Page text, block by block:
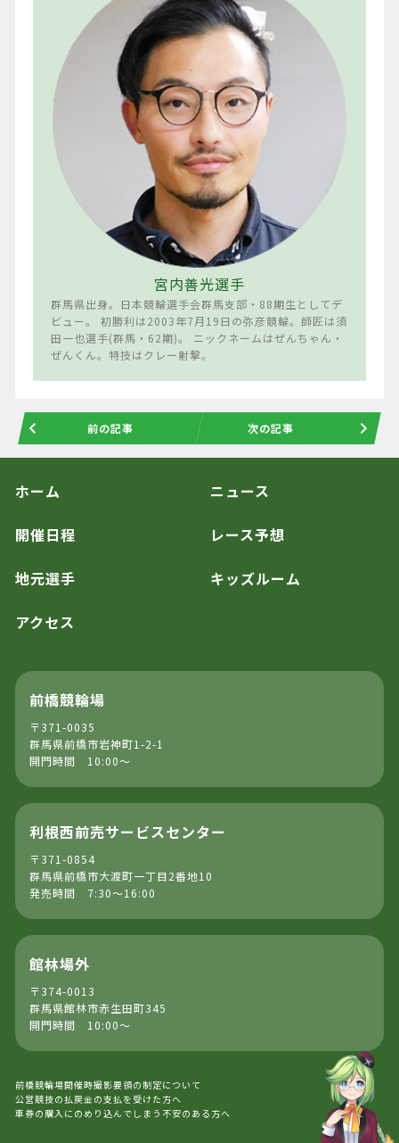
宮内善光選手
群馬県出身。日本競輪選手会群馬支部・88期生としてデ
ビュー。 初勝利は2003年7月19日の弥彦競輪。師匠は須
田一也選手(群馬・62期)。 ニックネームはぜんちゃん・
ぜんくん。特技はクレー射撃。
前の記事 次の記事
ホーム ニュース
開催日程 レース予想
地元選手 キッズルーム
アクセス
前橋競輪場
〒371-0035
群馬県前橋市岩神町1-2-1
開門時間 10:00～
利根西前売サービスセンター
〒371-0854
群馬県前橋市大渡町一丁目2番地10
発売時間 7:30～16:00
館林場外
〒374-0013
群馬県館林市赤生田町345
開門時間 10:00～
前橋競輪場開催時撮影要領の制定について
公営競技の払戻金の支払を受けた方へ
車券の購入にのめり込んでしまう不安のある方へ